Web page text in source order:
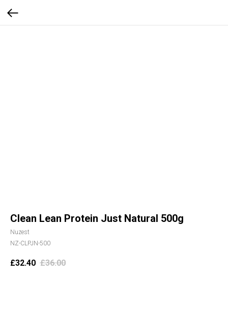
Clean Lean Protein Just Natural 500g
Nuzest
NZ-CLPJN-500
£32.40 £36.00